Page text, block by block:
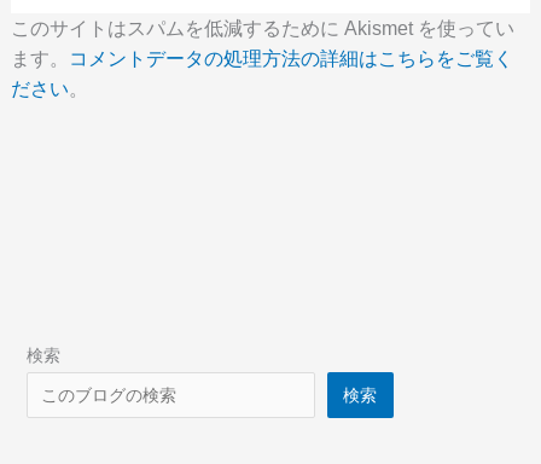
このサイトはスパムを低減するために Akismet を使ってい
ます。
コメントデータの処理方法の詳細はこちらをご覧く
ださい。
検索
検索